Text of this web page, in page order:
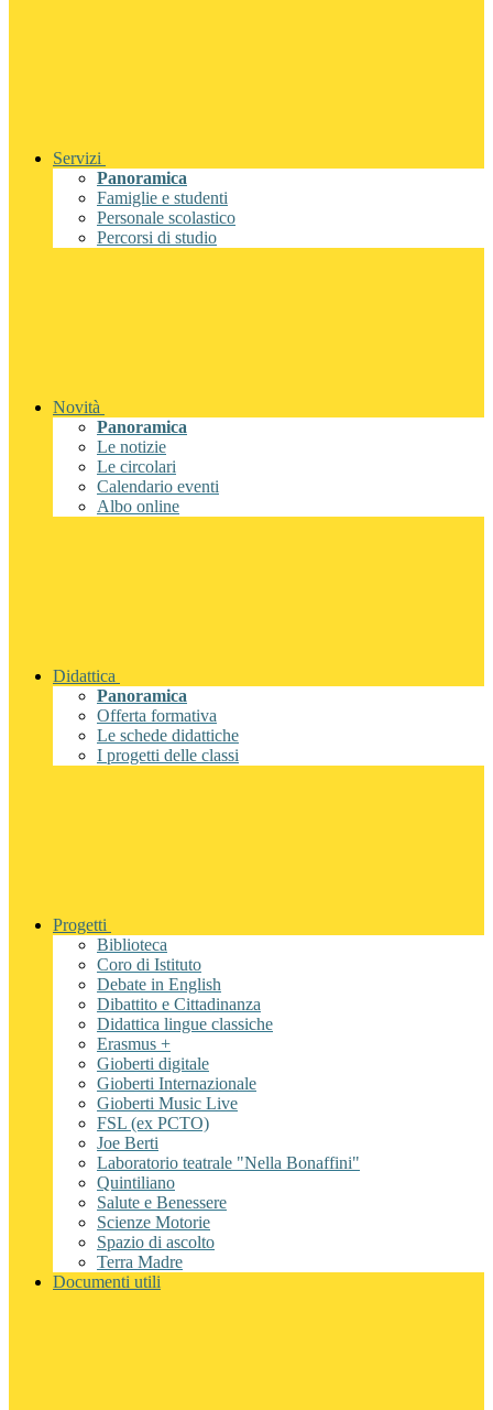
Servizi
Panoramica
Famiglie e studenti
Personale scolastico
Percorsi di studio
Novità
Panoramica
Le notizie
Le circolari
Calendario eventi
Albo online
Didattica
Panoramica
Offerta formativa
Le schede didattiche
I progetti delle classi
Progetti
Biblioteca
Coro di Istituto
Debate in English
Dibattito e Cittadinanza
Didattica lingue classiche
Erasmus +
Gioberti digitale
Gioberti Internazionale
Gioberti Music Live
FSL (ex PCTO)
Joe Berti
Laboratorio teatrale "Nella Bonaffini"
Quintiliano
Salute e Benessere
Scienze Motorie
Spazio di ascolto
Terra Madre
Documenti utili